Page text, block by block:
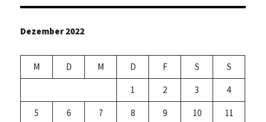
Dezember 2022
M D M D F S
S
1
2 3
4
5
6 7 8 9 10
11